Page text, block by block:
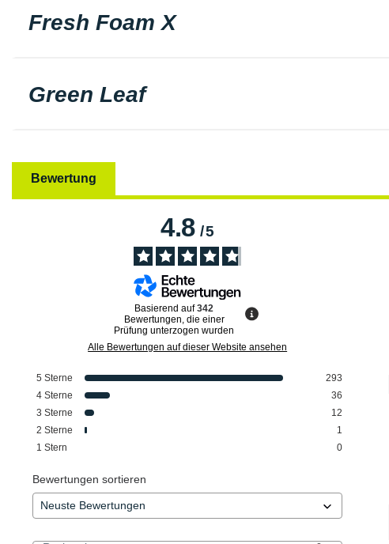
Fresh Foam X
Green Leaf
Bewertung
4.8/5
Basierend auf342
Bewertungen, die einer
Prüfung unterzogen wurden
Alle Bewertungen auf dieser Website ansehen
5 Sterne
293
4 Sterne
36
3 Sterne
12
2 Sterne
1
1 Stern 0
Bewertungen sortieren